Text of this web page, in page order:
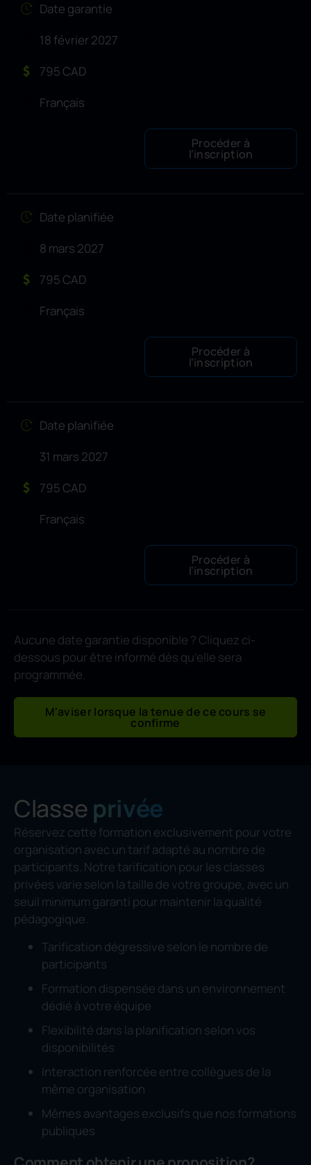
Date garantie
18 février 2027
795 CAD
Français
Procéder à
l’inscription
Date planifiée
8 mars 2027
795 CAD
Français
Procéder à
l’inscription
Date planifiée
31 mars 2027
795 CAD
Français
Procéder à
l’inscription
Aucune date garantie disponible ? Cliquez ci-
dessous pour être informé dès qu’elle sera
programmée.
M'aviser lorsque la tenue de ce cours se
confirme
Classeprivée
Réservez cette formation exclusivement pour votre
organisation avec un tarif adapté au nombre de
participants. Notre tarification pour les classes
privées varie selon la taille de votre groupe, avec un
seuil minimum garanti pour maintenir la qualité
pédagogique.
Tarification dégressive selon le nombre de
participants
Formation dispensée dans un environnement
dédié à votre équipe
Flexibilité dans la planification selon vos
disponibilités
Interaction renforcée entre collègues de la
même organisation
Mêmes avantages exclusifs que nos formations
publiques